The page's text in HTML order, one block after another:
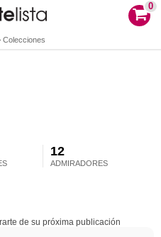
0
Colecciones
12
ADMIRADORES
de su próxima publicación